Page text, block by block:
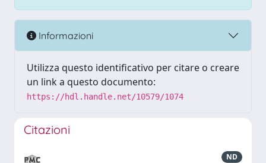
Informazioni
Utilizza questo identificativo per citare o creare
un link a questo documento:
https://hdl.handle.net/10579/1074
Citazioni
ND